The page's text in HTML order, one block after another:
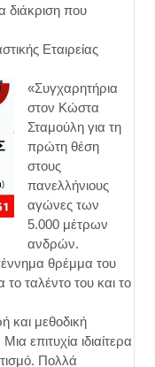
διάκριση που
Εταιρείας
«Συγχαρητήρια
στον Κώστα
Σταμούλη για τη
πρώτη θέση
στους
πανελλήνιους
αγώνες των
5.000 μέτρων
ανδρών.
θρέμμα του
το ταλέντο του και το
και μεθοδική
επιτυχία ιδιαίτερα
Πολλά